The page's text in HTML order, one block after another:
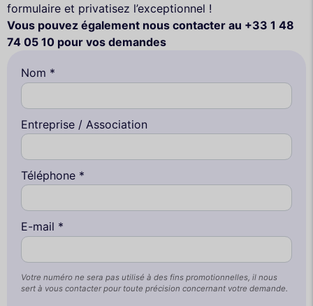
formulaire et privatisez l’exceptionnel !
Vous pouvez également nous contacter au +33 1 48
74 05 10 pour vos demandes
Nom *
Entreprise / Association
Téléphone *
E-mail *
Votre numéro ne sera pas utilisé à des fins promotionnelles, il nous
sert à vous contacter pour toute précision concernant votre demande.